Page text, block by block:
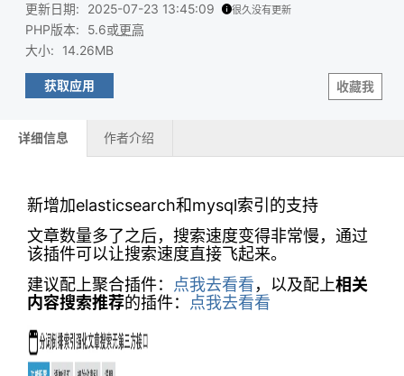
更新日期: 2025-07-23 13:45:09 很久没有更新
PHP版本: 5.6或更高
大小: 14.26MB
收藏我
获取应用
详细信息 作者介绍
新增加elasticsearch和mysql索引的支持
文章数量多了之后，搜索速度变得非常慢，通过
该插件可以让搜索速度直接飞起来。
建议配上聚合插件： 点我去看看，以及配上相关
内容搜索推荐的插件： 点我去看看